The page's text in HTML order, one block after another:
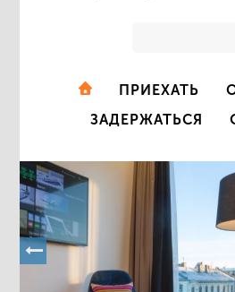
ПРИЕХАТЬ
ЗАДЕРЖАТЬСЯ